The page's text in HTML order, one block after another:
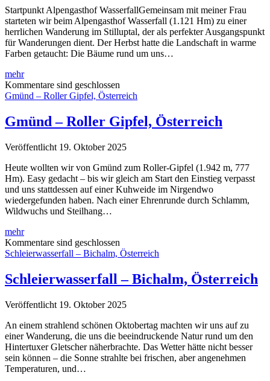
Startpunkt Alpengasthof WasserfallGemeinsam mit meiner Frau
starteten wir beim Alpengasthof Wasserfall (1.121 Hm) zu einer
herrlichen Wanderung im Stilluptal, der als perfekter Ausgangspunkt
für Wanderungen dient. Der Herbst hatte die Landschaft in warme
Farben getaucht: Die Bäume rund um uns…
mehrStilluptal
–
Grüne
Österreich
Kommentare sind geschlossen
Gmünd – Roller Gipfel, Österreich
Gmünd – Roller Gipfel, Österreich
Veröffentlicht 19. Oktober 2025
Heute wollten wir von Gmünd zum Roller-Gipfel (1.942 m, 777
Hm). Easy gedacht – bis wir gleich am Start den Einstieg verpasst
und uns stattdessen auf einer Kuhweide im Nirgendwo
wiedergefunden haben. Nach einer Ehrenrunde durch Schlamm,
Wildwuchs und Steilhang…
mehrGmünd
–
Roller
Österreich
Kommentare sind geschlossen
Schleierwasserfall – Bichalm, Österreich
Schleierwasserfall – Bichalm, Österreich
Veröffentlicht 19. Oktober 2025
An einem strahlend schönen Oktobertag machten wir uns auf zu
einer Wanderung, die uns die beeindruckende Natur rund um den
Hintertuxer Gletscher näherbrachte. Das Wetter hätte nicht besser
sein können – die Sonne strahlte bei frischen, aber angenehmen
Temperaturen, und…